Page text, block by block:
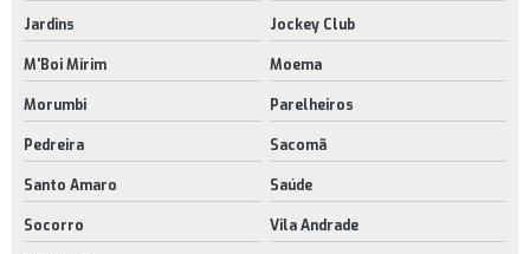
Venda de rodízios para móveis
Jardins Jockey Club
M'Boi Mirim Moema
Morumbi Parelheiros
Pedreira Sacomã
Santo Amaro Saúde
Socorro Vila Andrade